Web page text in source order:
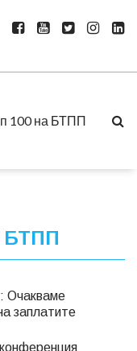
100 на БТПП
Очакваме
заплатите